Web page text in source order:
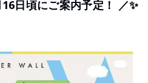
日頃にご案内予定！ ／✨